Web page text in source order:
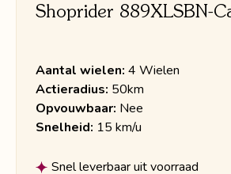
Shoprider 889XLSBN-
Aantal wielen: 4 Wielen
Actieradius: 50km
Opvouwbaar: Nee
Snelheid: 15 km/u
Snel leverbaar uit voorraad